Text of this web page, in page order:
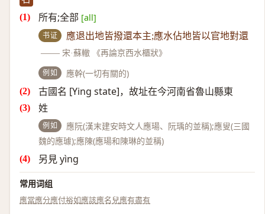
所有;全部 [all]
书证
應退出地皆撥還本主;應水佔地皆以官地對還
—— 宋·蘇轍 《再論京西水櫃狀》
例如 應幹(一切有關的)
古國名 [Ying state]，故址在今河南省魯山縣東
姓
例如
應阮(漢末建安時文人應瑒、阮瑀的並稱);應叟(三國
魏的應璩);應陳(應瑒和陳琳的並稱)
另見 yìng
常用词组
應當應分應付裕如應該應名兒應有盡有